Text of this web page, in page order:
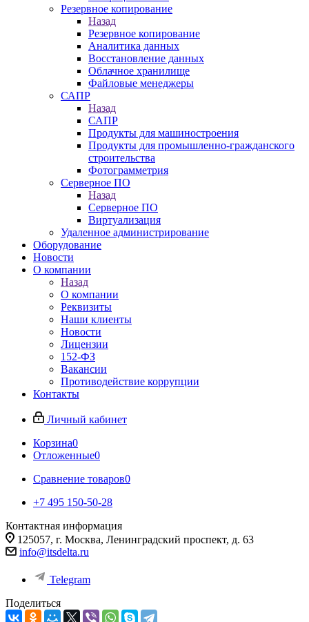
Резервное копирование
Назад
Резервное копирование
Аналитика данных
Восстановление данных
Облачное хранилище
Файловые менеджеры
САПР
Назад
САПР
Продукты для машиностроения
Продукты для промышленно-гражданского
строительства
Фотограмметрия
Серверное ПО
Назад
Серверное ПО
Виртуализация
Удаленное администрирование
Оборудование
Новости
О компании
Назад
О компании
Реквизиты
Наши клиенты
Новости
Лицензии
152-ФЗ
Вакансии
Противодействие коррупции
Контакты
Личный кабинет
Корзина0
Отложенные0
Сравнение товаров0
+7 495 150-50-28
Контактная информация
125057, г. Москва, Ленинградский проспект, д. 63
info@itsdelta.ru
Telegram
Поделиться